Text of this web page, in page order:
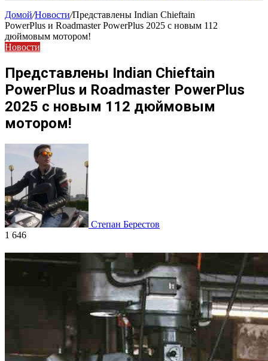
Домой/Новости/Представлены Indian Chieftain
PowerPlus и Roadmaster PowerPlus 2025 c новым 112
дюймовым мотором!
Новости
Представлены Indian Chieftain
PowerPlus и Roadmaster PowerPlus
2025 c новым 112 дюймовым
мотором!
Степан Берестов
1 646